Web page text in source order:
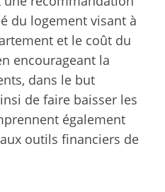
du logement visant à
et le coût du
encourageant la
dans le but
de faire baisser les
également
outils financiers de